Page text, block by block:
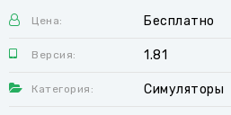
Цена: Бесплатно
Версия: 1.81
Категория: Симуляторы